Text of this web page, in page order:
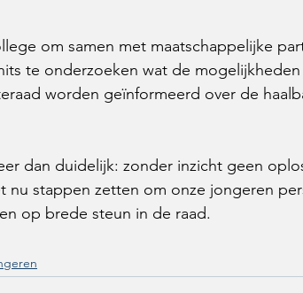
om samen met maatschappelijke
te onderzoeken wat de mogelijkheden
worden geïnformeerd over de
dan duidelijk: zonder inzicht geen
nu stappen zetten om onze jongeren
op brede steun in de raad.